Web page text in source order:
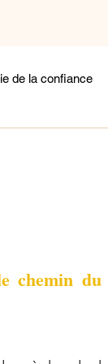
de la confiance
chemin